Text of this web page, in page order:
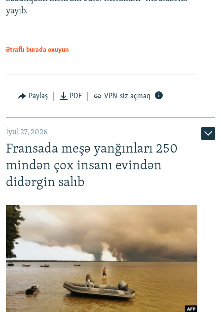
yayıb.
Ətraflı burada oxuyun
Paylaş PDF VPN-siz açmaq
İyul 27, 2026
Fransada meşə yanğınları 250
mindən çox insanı evindən
didərgin salıb